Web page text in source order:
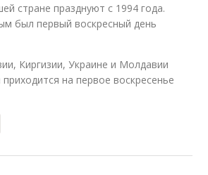
стране празднуют с 1994 года.
был первый воскресный день
Киргизии, Украине и Молдавии
приходится на первое воскресенье